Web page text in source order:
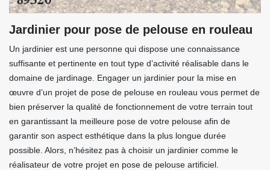
Jardinier pour pose de pelouse en rouleau
Un jardinier est une personne qui dispose une connaissance
suffisante et pertinente en tout type d’activité réalisable dans le
domaine de jardinage. Engager un jardinier pour la mise en
œuvre d’un projet de pose de pelouse en rouleau vous permet de
bien préserver la qualité de fonctionnement de votre terrain tout
en garantissant la meilleure pose de votre pelouse afin de
garantir son aspect esthétique dans la plus longue durée
possible. Alors, n’hésitez pas à choisir un jardinier comme le
réalisateur de votre projet en pose de pelouse artificiel.